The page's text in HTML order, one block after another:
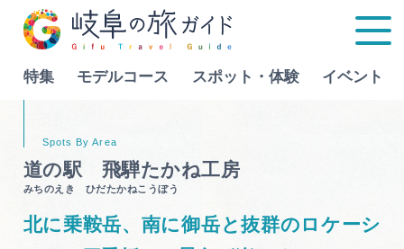
特集 モデルコース スポット・体験 イベント
Language
道の駅 飛騨たかね工房
みちのえき ひだたかねこうぼう
北に乗鞍岳、南に御岳と抜群のロケーシ